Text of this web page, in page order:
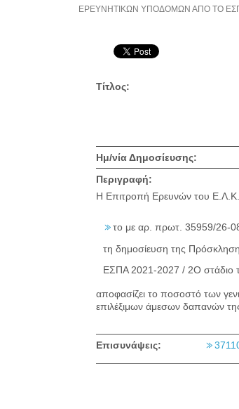
ΕΡΕΥΝΗΤΙΚΩΝ ΥΠΟΔΟΜΩΝ ΑΠΟ ΤΟ
Τίτλος:
Ημ/νία Δημοσίευσης:
Περιγραφή:
Η Επιτροπή Ερευνών του
το με αρ. πρωτ. 35959/26-
τη δημοσίευση της
ΕΣΠΑ 2021-2027 / 2Ο στάδιο
αποφασίζει το ποσοστό των
επιλέξιμων άμεσων δαπανών
Επισυνάψεις: